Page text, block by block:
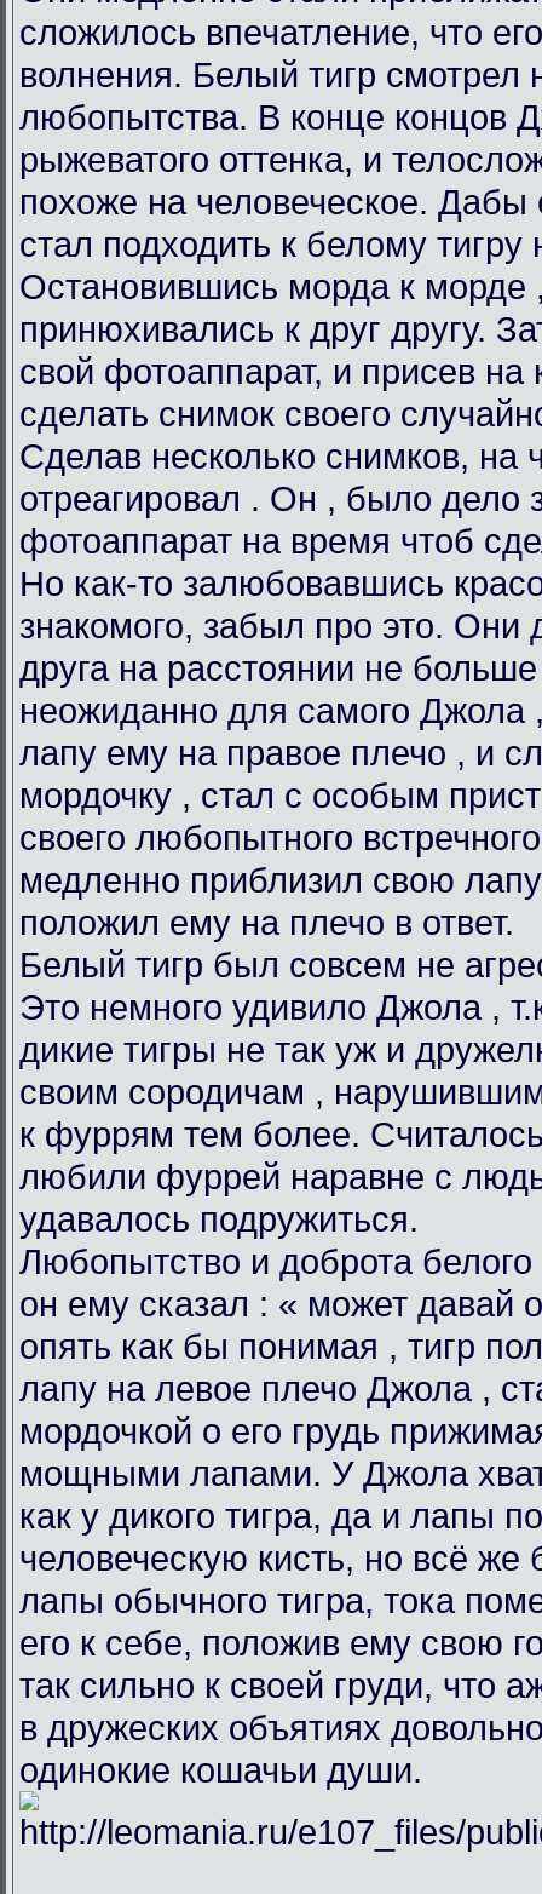
сложилось впечатление, что
волнения. Белый тигр смотрел
любопытства. В конце концов
рыжеватого оттенка, и
похоже на человеческое.
стал подходить к белому тигру
Остановившись морда к морде
принюхивались к друг другу.
свой фотоаппарат, и присев на
сделать снимок своего
Сделав несколько снимков, на
отреагировал . Он , было дело
фотоаппарат на время чтоб
Но как-то залюбовавшись
знакомого, забыл про это. Они
друга на расстоянии не
неожиданно для самого
лапу ему на правое плечо , и
мордочку , стал с особым
своего любопытного
медленно приблизил свою лапу
положил ему на плечо в ответ.
Белый тигр был совсем не
Это немного удивило Джола ,
дикие тигры не так уж и
своим сородичам ,
к фуррям тем более.
любили фуррей наравне с
удавалось подружиться.
Любопытство и доброта
он ему сказал : « может давай
опять как бы понимая , тигр
лапу на левое плечо Джола ,
мордочкой о его грудь
мощными лапами. У Джола
как у дикого тигра, да и лапы
человеческую кисть, но всё
лапы обычного тигра, тока
его к себе, положив ему свою
так сильно к своей груди, что
в дружеских объятиях
одинокие кошачьи души.